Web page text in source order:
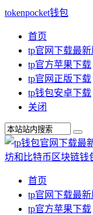
tokenpocket钱包
首页
tp官网下载最新
tp官方苹果下载
tp官网正版下载
tp钱包安卓下载
关闭
首页
tp官网下载最新
tp官方苹果下载